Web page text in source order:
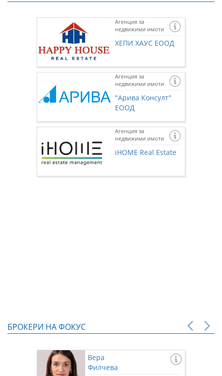
Агенция за
недвижими имоти
ХЕПИ ХАУС ЕООД
Агенция за
недвижими имоти
"Арива Консулт"
ЕООД
Агенция за
недвижими имоти
iHOME Real Estate
БРОКЕРИ НА ФОКУС
Вера
Филчева